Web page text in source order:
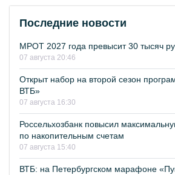
Последние новости
МРОТ 2027 года превысит 30 тысяч
07 августа 20:46
Открыт набор на второй сезон
ВТБ»
07 августа 16:30
Россельхозбанк повысил
по накопительным счетам
07 августа 15:40
ВТБ: на Петербургском марафоне